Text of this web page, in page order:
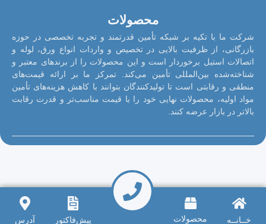
محصولات
ما با تکیه بر شبکه تأمین قدرتمند و تجربه تخصصی در حوزه
از ظرفیت بالایی در تخصیص و واردات انواع ورق، لوله و
استیل برخوردار است و این محصولات را از برندهای معتبر و
بین‌المللی تأمین می‌کند. تمرکز ما بر ارائه قیمت‌های
و رقابتی است تا تولیدکنندگان بتوانند با کاهش هزینه‌های تأمین
اولیه، محصولات نهایی خود را با قیمت مناسب‌تر و قدرت رقابت
در بازار عرضه کنند.
محصولات پیش‌فاکتور آدرس